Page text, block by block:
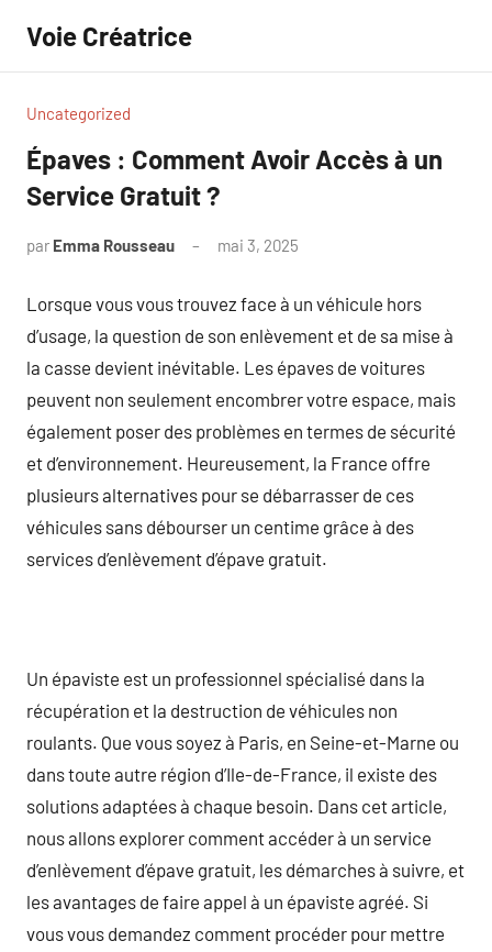
contenu
Voie Créatrice
Uncategorized
Épaves : Comment Avoir Accès à un
Service Gratuit ?
par Emma Rousseau mai 3, 2025
Lorsque vous vous trouvez face à un véhicule hors
d’usage, la question de son enlèvement et de sa mise à
la casse devient inévitable. Les épaves de voitures
peuvent non seulement encombrer votre espace, mais
également poser des problèmes en termes de sécurité
et d’environnement. Heureusement, la France offre
plusieurs alternatives pour se débarrasser de ces
véhicules sans débourser un centime grâce à des
services d’enlèvement d’épave gratuit.
Un épaviste est un professionnel spécialisé dans la
récupération et la destruction de véhicules non
roulants. Que vous soyez à Paris, en Seine-et-Marne ou
dans toute autre région d’Ile-de-France, il existe des
solutions adaptées à chaque besoin. Dans cet article,
nous allons explorer comment accéder à un service
d’enlèvement d’épave gratuit, les démarches à suivre, et
les avantages de faire appel à un épaviste agréé. Si
vous vous demandez comment procéder pour mettre